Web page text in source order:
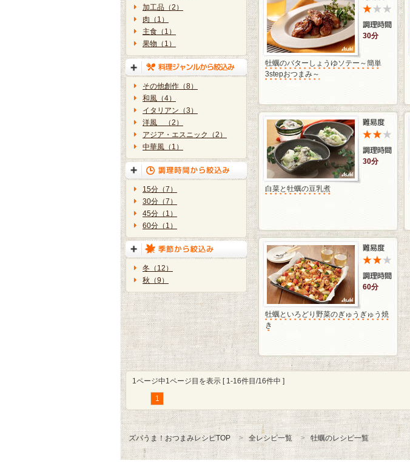
加工品（2）
肉（1）
主食（1）
果物（1）
その他創作（8）
和風（4）
イタリアン（3）
洋風 （2）
アジア・エスニック（2）
中華風（1）
15分（7）
30分（7）
45分（1）
60分（1）
冬（12）
秋（9）
30分
牡蠣のバターしょうゆソテー～簡単
3stepおつまみ～
30分
白菜と牡蠣の豆乳煮
60分
牡蠣といろどり野菜のぎゅうぎゅう焼
き
1ページ中1ページ目を表示 [ 1-16件目/16件中 ]
1
ズバうま！おつまみレシピTOP 全レシピ一覧 牡蠣のレシピ一覧